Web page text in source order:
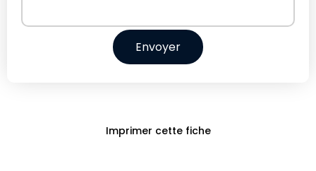
Envoyer
Imprimer cette fiche